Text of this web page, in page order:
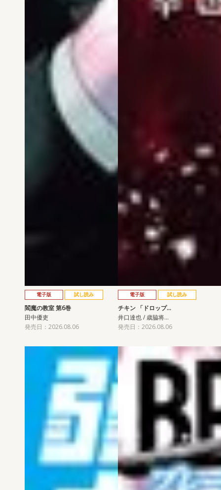
電子版 試し読み
閻魔の教室 第6巻
田中優吏
発売日：2026.08.06
電子版 試し読み
チキン 「ドロップ…
井口達也 / 歳脇将…
発売日：2026.08.06